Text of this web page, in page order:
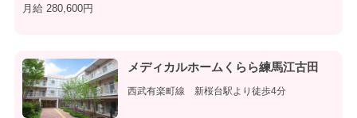
月給 280,600円
メディカルホームくらら練馬江古田
西武有楽町線 新桜台駅より徒歩4分